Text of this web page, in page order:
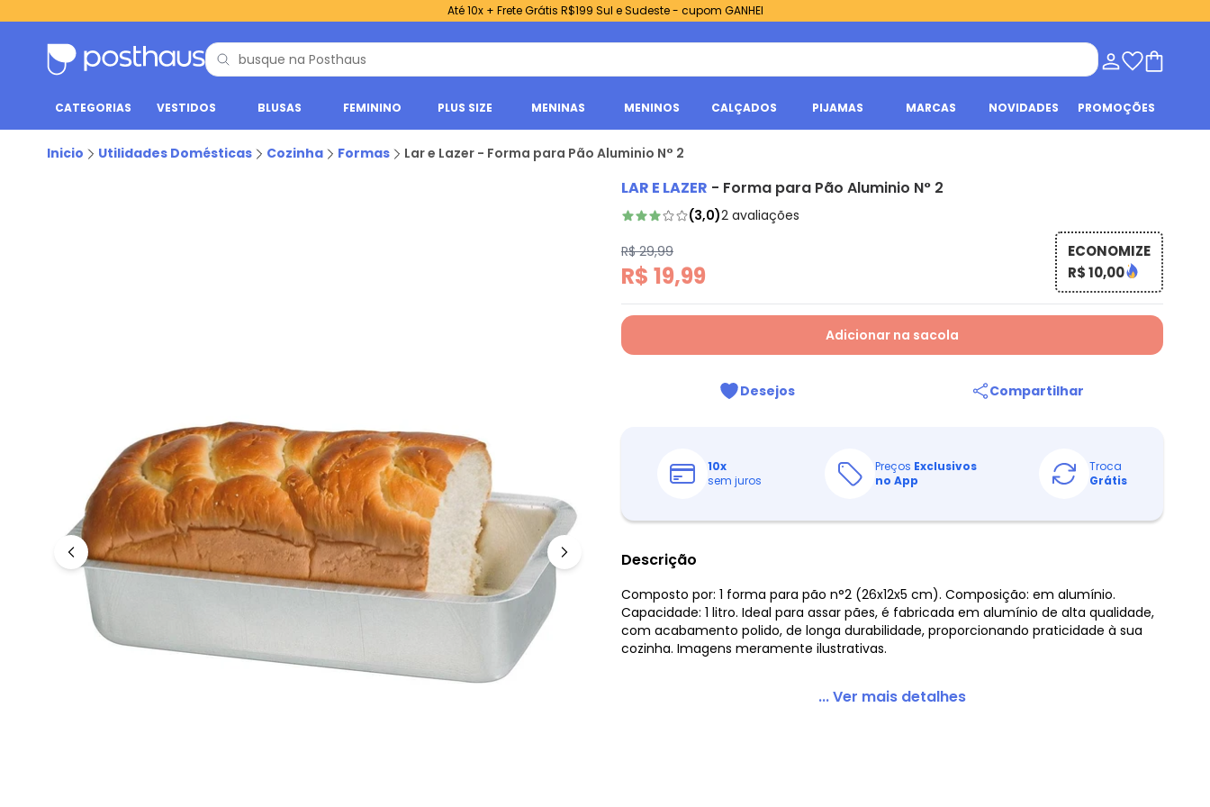
Até 10x + Frete Grátis R$199 Sul e Sudeste - cupom GANHEI
CATEGORIAS VESTIDOS BLUSAS FEMININO PLUS SIZE MENINAS MENINOS CALÇADOS PIJAMAS MARCAS NOVIDADES PROMOÇÕES
Inicio Utilidades Domésticas Cozinha Formas Lar e Lazer - Forma para Pão Aluminio N° 2
LAR E LAZER - Forma para Pão Aluminio N° 2
(3,0)2 avaliações
R$ 29,99
R$ 19,99
ECONOMIZE
R$ 10,00
Adicionar na sacola
Desejos Compartilhar
10x
sem juros
Preços Exclusivos
no App
Troca
Grátis
Descrição
Composto por: 1 forma para pão n°2 (26x12x5 cm). Composição: em alumínio.
Capacidade: 1 litro. Ideal para assar pães, é fabricada em alumínio de alta qualidade,
com acabamento polido, de longa durabilidade, proporcionando praticidade à sua
cozinha. Imagens meramente ilustrativas.
... Ver mais detalhes